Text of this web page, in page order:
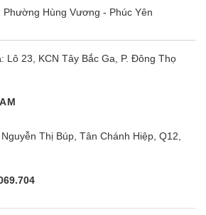
quần áo có thể được sấy khô
tiết kiệm nước, giảm thiểu tối đa
có khả năng thêm quần áo
FV1413H3BA được thiết kế thêm
xả trong quá trình giặt mà
giặt thêm một lần nữa do đồ
Phường Hùng Vương - Phúc Yên
: Lô 23, KCN Tây Bắc Ga, P. Đông Thọ
Thị Búp, Tân Chánh Hiệp, Q12,